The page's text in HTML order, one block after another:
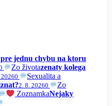
jednu chybu na ktoru
Zo životazenaty kolega
0
Sexualita a
2. 8. 20260
Zo
ZoznamkaNejaky